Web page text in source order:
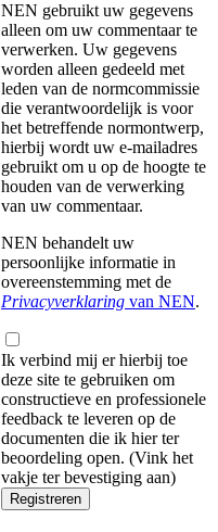
NEN gebruikt uw gegevens
alleen om uw commentaar te
verwerken. Uw gegevens
worden alleen gedeeld met
leden van de normcommissie
die verantwoordelijk is voor
het betreffende normontwerp,
hierbij wordt uw e-mailadres
gebruikt om u op de hoogte te
houden van de verwerking
van uw commentaar.
NEN behandelt uw
persoonlijke informatie in
overeenstemming met de
Privacyverklaring van NEN.
Ik verbind mij er hierbij toe
deze site te gebruiken om
constructieve en professionele
feedback te leveren op de
documenten die ik hier ter
beoordeling open. (Vink het
vakje ter bevestiging aan)
Registreren